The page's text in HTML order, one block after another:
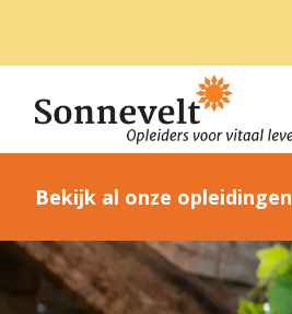
Bekijk al onze opleidingen